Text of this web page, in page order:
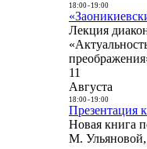
18:00- 19:00
Лекция
11
Августа
18:00- 19:00
Презентация
Новая книга
М.